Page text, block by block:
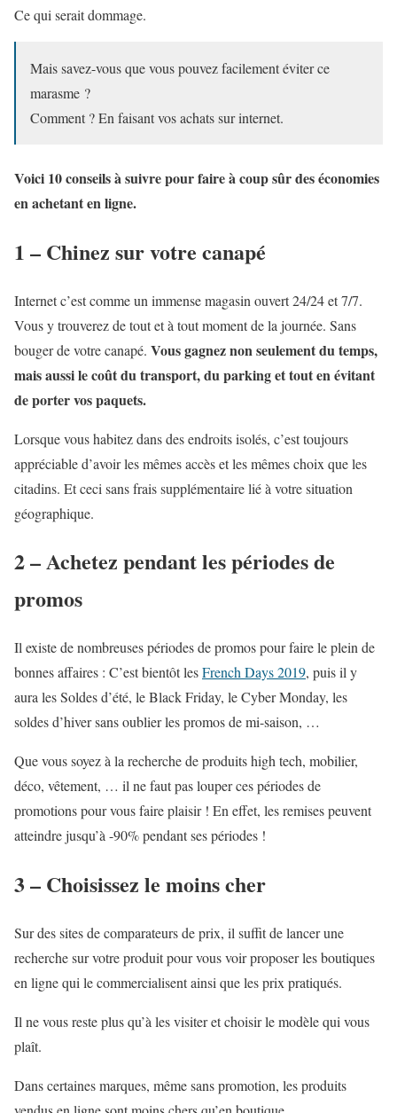
Ce qui serait dommage.
Mais savez-vous que vous pouvez facilement éviter ce
marasme ?
Comment ? En faisant vos achats sur internet.
Voici 10 conseils à suivre pour faire à coup sûr des économies
en achetant en ligne.
1 – Chinez sur votre canapé
Internet c’est comme un immense magasin ouvert 24/24 et 7/7.
Vous y trouverez de tout et à tout moment de la journée. Sans
bouger de votre canapé. Vous gagnez non seulement du temps,
mais aussi le coût du transport, du parking et tout en évitant
de porter vos paquets.
Lorsque vous habitez dans des endroits isolés, c’est toujours
appréciable d’avoir les mêmes accès et les mêmes choix que les
citadins. Et ceci sans frais supplémentaire lié à votre situation
géographique.
2 – Achetez pendant les périodes de
promos
Il existe de nombreuses périodes de promos pour faire le plein de
bonnes affaires : C’est bientôt lesFrench Days 2019, puis il y
aura les Soldes d’été, le Black Friday, le Cyber Monday, les
soldes d’hiver sans oublier les promos de mi-saison, …
Que vous soyez à la recherche de produits high tech, mobilier,
déco, vêtement, … il ne faut pas louper ces périodes de
promotions pour vous faire plaisir ! En effet, les remises peuvent
atteindre jusqu’à -90% pendant ses périodes !
3 – Choisissez le moins cher
Sur des sites de comparateurs de prix, il suffit de lancer une
recherche sur votre produit pour vous voir proposer les boutiques
en ligne qui le commercialisent ainsi que les prix pratiqués.
Il ne vous reste plus qu’à les visiter et choisir le modèle qui vous
plaît.
Dans certaines marques, même sans promotion, les produits